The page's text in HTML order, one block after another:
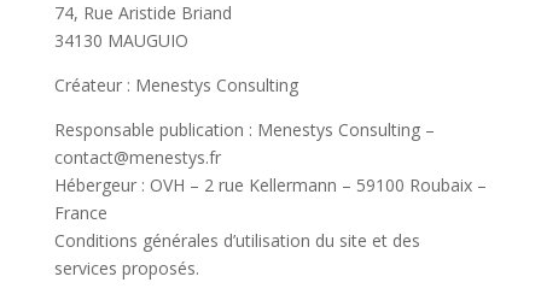
74, Rue Aristide Briand
34130 MAUGUIO
Créateur : Menestys Consulting
Responsable publication : Menestys Consulting –
contact@menestys.fr
Hébergeur : OVH – 2 rue Kellermann – 59100 Roubaix –
France
Conditions générales d’utilisation du site et des
services proposés.